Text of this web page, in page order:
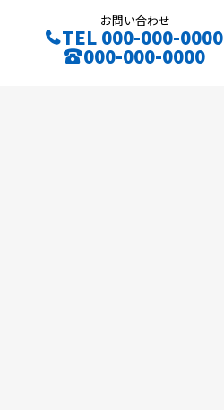
お問い合わせ
TEL 000-000-0000
000-000-0000